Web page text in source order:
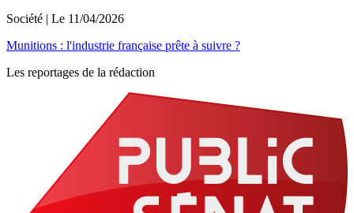
Société | Le 11/04/2026
Munitions : l'industrie française prête à suivre ?
Les reportages de la rédaction